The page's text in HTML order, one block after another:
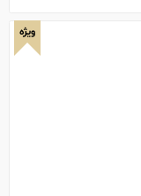
ویژه